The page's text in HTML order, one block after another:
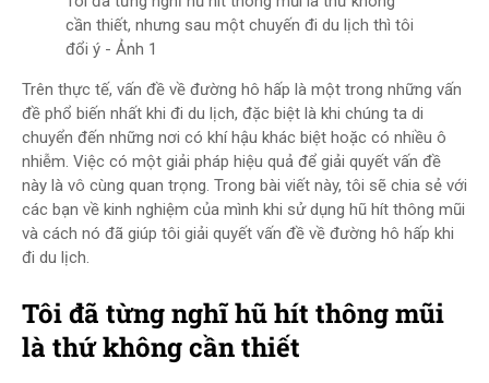
cần thiết, nhưng sau một chuyến đi du lịch thì tôi
đổi ý - Ảnh 1
Trên thực tế, vấn đề về đường hô hấp là một trong những vấn
đề phổ biến nhất khi đi du lịch, đặc biệt là khi chúng ta di
chuyển đến những nơi có khí hậu khác biệt hoặc có nhiều ô
nhiễm. Việc có một giải pháp hiệu quả để giải quyết vấn đề
này là vô cùng quan trọng. Trong bài viết này, tôi sẽ chia sẻ với
các bạn về kinh nghiệm của mình khi sử dụng hũ hít thông mũi
và cách nó đã giúp tôi giải quyết vấn đề về đường hô hấp khi
đi du lịch.
Tôi đã từng nghĩ hũ hít thông mũi
là thứ không cần thiết